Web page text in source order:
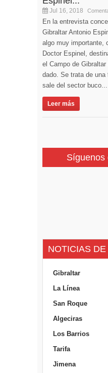
Jul 16, 2018
En la entrevista
Gibraltar Antonio
algo muy importante,
Doctor Espinel,
el Campo de
dado. Se trata de
sale del sector buco...
Leer más
Síguenos
NOTICIAS
Gibraltar
La Línea
San Roque
Algeciras
Los Barrios
Tarifa
Jimena